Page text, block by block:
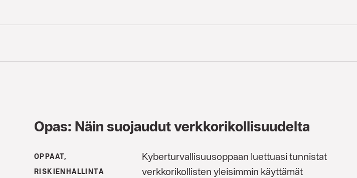
Opas: Näin suojaudut verkkorikollisuudelta
OPPAAT,
RISKIENHALLINTA
Kyberturvallisuusoppaan luettuasi tunnistat
verkkorikollisten yleisimmin käyttämät